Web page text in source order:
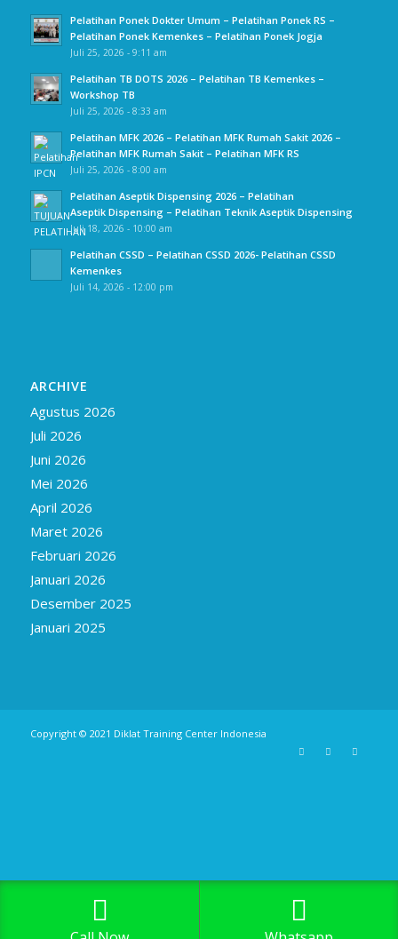
Pelatihan Ponek Dokter Umum – Pelatihan Ponek RS –
Pelatihan Ponek Kemenkes – Pelatihan Ponek Jogja
Juli 25, 2026 - 9:11 am
Pelatihan TB DOTS 2026 – Pelatihan TB Kemenkes –
Workshop TB
Juli 25, 2026 - 8:33 am
Pelatihan MFK 2026 – Pelatihan MFK Rumah Sakit 2026 –
Pelatihan MFK Rumah Sakit – Pelatihan MFK RS
Juli 25, 2026 - 8:00 am
Pelatihan Aseptik Dispensing 2026 – Pelatihan
Aseptik Dispensing – Pelatihan Teknik Aseptik Dispensing
Juli 18, 2026 - 10:00 am
Pelatihan CSSD – Pelatihan CSSD 2026- Pelatihan CSSD
Kemenkes
Juli 14, 2026 - 12:00 pm
ARCHIVE
Agustus 2026
Juli 2026
Juni 2026
Mei 2026
April 2026
Maret 2026
Februari 2026
Januari 2026
Desember 2025
Januari 2025
Copyright © 2021 Diklat Training Center Indonesia